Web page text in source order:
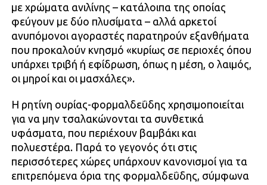
με χρώματα ανιλίνης – κατάλοιπα της οποίας
φεύγουν με δύο πλυσίματα – αλλά αρκετοί
ανυπόμονοι αγοραστές παρατηρούν εξανθήματα
που προκαλούν κνησμό «κυρίως σε περιοχές όπου
υπάρχει τριβή ή εφίδρωση, όπως η μέση, ο λαιμός,
οι μηροί και οι μασχάλες».
Η ρητίνη ουρίας-φορμαλδεΰδης χρησιμοποιείται
για να μην τσαλακώνονται τα συνθετικά
υφάσματα, που περιέχουν βαμβάκι και
πολυεστέρα. Παρά το γεγονός ότι στις
περισσότερες χώρες υπάρχουν κανονισμοί για τα
επιτρεπόμενα όρια της φορμαλδεΰδης, σύμφωνα